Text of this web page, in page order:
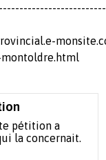
pétition a
la concernait.